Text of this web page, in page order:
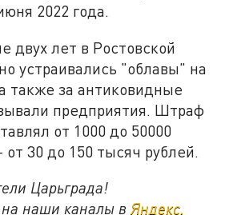
2022 года.
двух лет в Ростовской
устраивались "облавы" на
также за антиковидные
предприятия. Штраф
от 1000 до 50000
30 до 150 тысяч рублей.
Царьграда!
на наши каналы вЯндекс.